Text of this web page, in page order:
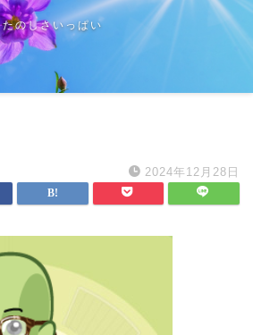
たのしさいっぱい
2024年12月28日